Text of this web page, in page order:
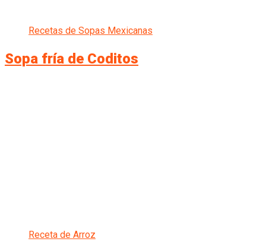
Recetas de Sopas Mexicanas
Sopa fría de Coditos
Receta de Arroz